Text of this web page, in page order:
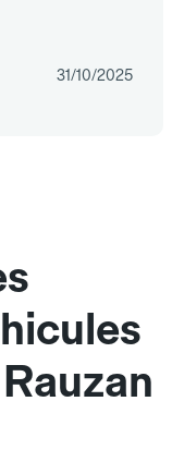
31/10/2025